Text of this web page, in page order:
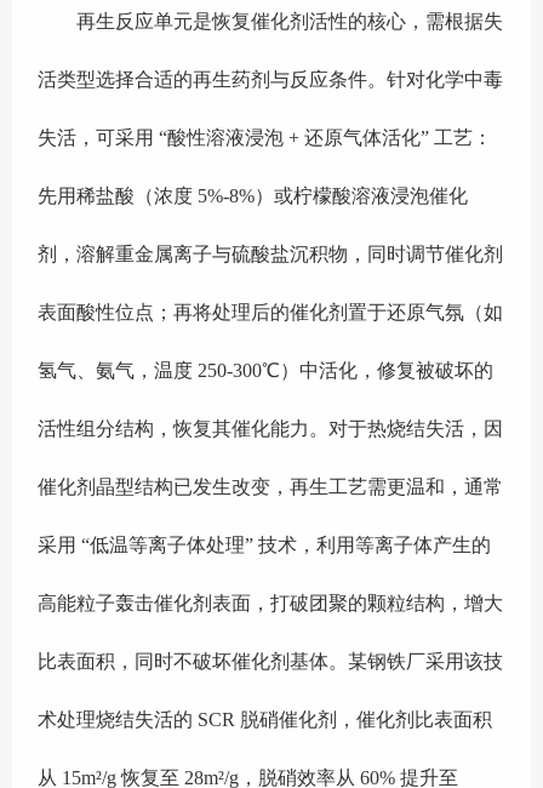
再生反应单元是恢复催化剂活性的核心，需根据失
活类型选择合适的再生药剂与反应条件。针对化学中毒
失活，可采用 “酸性溶液浸泡 + 还原气体活化” 工艺：
先用稀盐酸（浓度 5%-8%）或柠檬酸溶液浸泡催化
剂，溶解重金属离子与硫酸盐沉积物，同时调节催化剂
表面酸性位点；再将处理后的催化剂置于还原气氛（如
氢气、氨气，温度 250-300℃）中活化，修复被破坏的
活性组分结构，恢复其催化能力。对于热烧结失活，因
催化剂晶型结构已发生改变，再生工艺需更温和，通常
采用 “低温等离子体处理” 技术，利用等离子体产生的
高能粒子轰击催化剂表面，打破团聚的颗粒结构，增大
比表面积，同时不破坏催化剂基体。某钢铁厂采用该技
术处理烧结失活的 SCR 脱硝催化剂，催化剂比表面积
从 15m²/g 恢复至 28m²/g，脱硝效率从 60% 提升至